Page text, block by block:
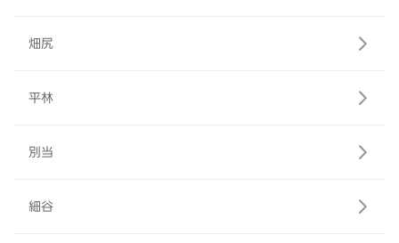
畑尻
平林
別当
細谷